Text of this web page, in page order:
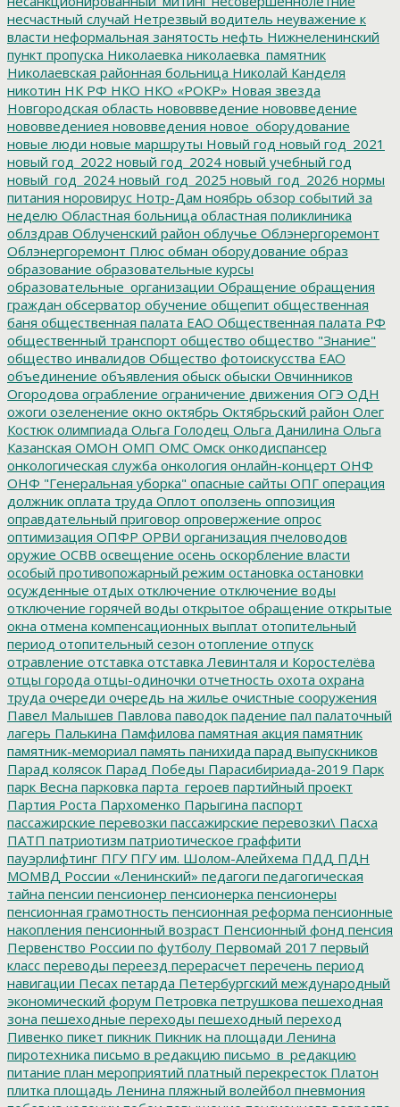
несчастный случай Нетрезвый водитель неуважение к
власти неформальная занятость нефть Нижнеленинский
пункт пропуска Николаевка николаевка_памятник
Николаевская районная больница Николай Канделя
никотин НК РФ НКО НКО «РОКР» Новая звезда
Новгородская область нововвведение нововведение
нововведениея нововведения новое_оборудование
новые люди новые маршруты Новый год новый год_2021
новый год_2022 новый год_2024 новый учебный год
новый_год_2024 новый_год_2025 новый_год_2026 нормы
питания норовирус Нотр-Дам ноябрь обзор событий за
неделю Областная больница областная поликлиника
облздрав Облученский район облучье Облэнергоремонт
Облэнергоремонт Плюс обман оборудование образ
образование образовательные курсы
образовательные_организации Обращение обращения
граждан обсерватор обучение общепит общественная
баня общественная палата ЕАО Общественная палата РФ
общественный транспорт общество общество "Знание"
общество инвалидов Общество фотоискусства ЕАО
объединение объявления обыск обыски Овчинников
Огородова ограбление ограничение движения ОГЭ ОДН
ожоги озеленение окно октябрь Октябрьский район Олег
Костюк олимпиада Ольга Голодец Ольга Данилина Ольга
Казанская ОМОН ОМП ОМС Омск онкодиспансер
онкологическая служба онкология онлайн-концерт ОНФ
ОНФ "Генеральная уборка" опасные сайты ОПГ операция
должник оплата труда Оплот оползень оппозиция
оправдательный приговор опровержение опрос
оптимизация ОПФР ОРВИ организация пчеловодов
оружие ОСВВ освещение осень оскорбление власти
особый противопожарный режим остановка остановки
осужденные отдых отключение отключение воды
отключение горячей воды открытое обращение открытые
окна отмена компенсационных выплат отопительный
период отопительный сезон отопление отпуск
отравление отставка отставка Левинталя и Коростелёва
отцы города отцы-одиночки отчетность охота охрана
труда очереди очередь на жилье очистные сооружения
Павел Малышев Павлова паводок падение пал палаточный
лагерь Палькина Памфилова памятная акция памятник
памятник-мемориал память панихида парад выпускников
Парад колясок Парад Победы Парасибириада-2019 Парк
парк Весна парковка парта_героев партийный проект
Партия Роста Пархоменко Парыгина паспорт
пассажирские перевозки пассажирские перевозки\ Пасха
ПАТП патриотизм патриотическое граффити
пауэрлифтинг ПГУПГУ им. Шолом-Алейхема ПДД ПДН
МОМВД России «Ленинский» педагоги педагогическая
тайна пенсии пенсионер пенсионерка пенсионеры
пенсионная грамотность пенсионная реформа пенсионные
накопления пенсионный возраст Пенсионный фонд пенсия
Первенство России по футболу Первомай 2017 первый
класс переводы переезд перерасчет перечень период
навигации Песах петарда Петербургский международный
экономический форум Петровка петрушкова пешеходная
зона пешеходные переходы пешеходный переход
Пивенко пикет пикник Пикник на площади Ленина
пиротехника письмо в редакцию письмо_в_редакцию
питание план мероприятий платный перекресток Платон
плитка площадь Ленина пляжный волейбол пневмония